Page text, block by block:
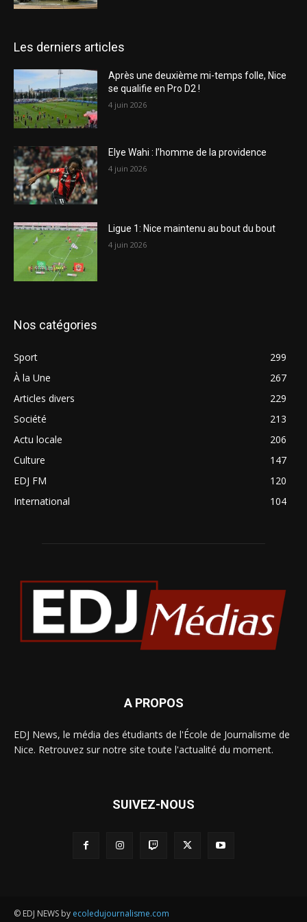
Les derniers articles
Après une deuxième mi-temps folle, Nice
se qualifie en Pro D2 !
4 juin 2026
Elye Wahi : l’homme de la providence
4 juin 2026
Ligue 1: Nice maintenu au bout du bout
4 juin 2026
Nos catégories
Sport
299
À la Une
267
Articles divers
229
Société
213
Actu locale
206
Culture
147
EDJ FM
120
International
104
A PROPOS
EDJ News, le média des étudiants de l'École de Journalisme de
Nice. Retrouvez sur notre site toute l'actualité du moment.
SUIVEZ-NOUS
© EDJ NEWS by ecoledujournalisme.com